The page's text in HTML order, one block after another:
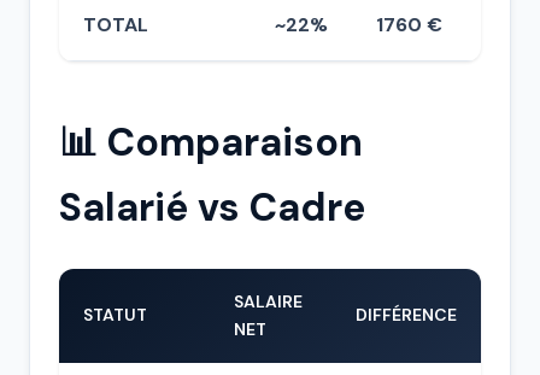
TOTAL ~22% 1760 €
📊 Comparaison
Salarié vs Cadre
STATUT
SALAIRE
NET
DIFFÉRENCE